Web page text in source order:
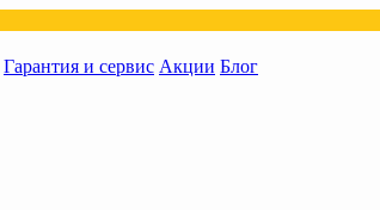
Гарантия и сервис Акции Блог